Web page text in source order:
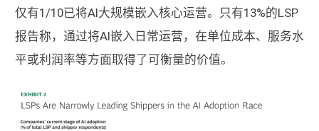
仅有1/10已将AI大规模嵌入核心运营。只有13%的LSP
报告称，通过将AI嵌入日常运营，在单位成本、服务水
平或利润率等方面取得了可衡量的价值。